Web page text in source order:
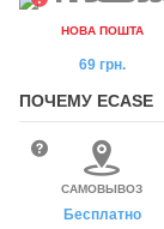
НОВА ПОШТА
69 грн.
ПОЧЕМУ ECASE
САМОВЫВОЗ
Бесплатно